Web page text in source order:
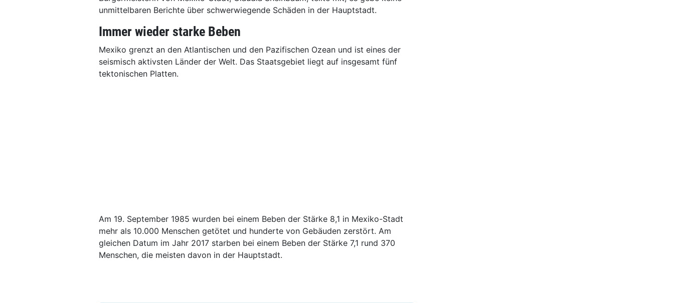
unmittelbaren Berichte über schwerwiegende Schäden in der Hauptstadt.
Immer wieder starke Beben
Mexiko grenzt an den Atlantischen und den Pazifischen Ozean und ist eines der
seismisch aktivsten Länder der Welt. Das Staatsgebiet liegt auf insgesamt fünf
tektonischen Platten.
Am 19. September 1985 wurden bei einem Beben der Stärke 8,1 in Mexiko-Stadt
mehr als 10.000 Menschen getötet und hunderte von Gebäuden zerstört. Am
gleichen Datum im Jahr 2017 starben bei einem Beben der Stärke 7,1 rund 370
Menschen, die meisten davon in der Hauptstadt.